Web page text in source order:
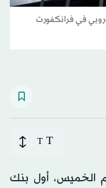
في فرانكفورت
T
T
الخميس، أول بنك